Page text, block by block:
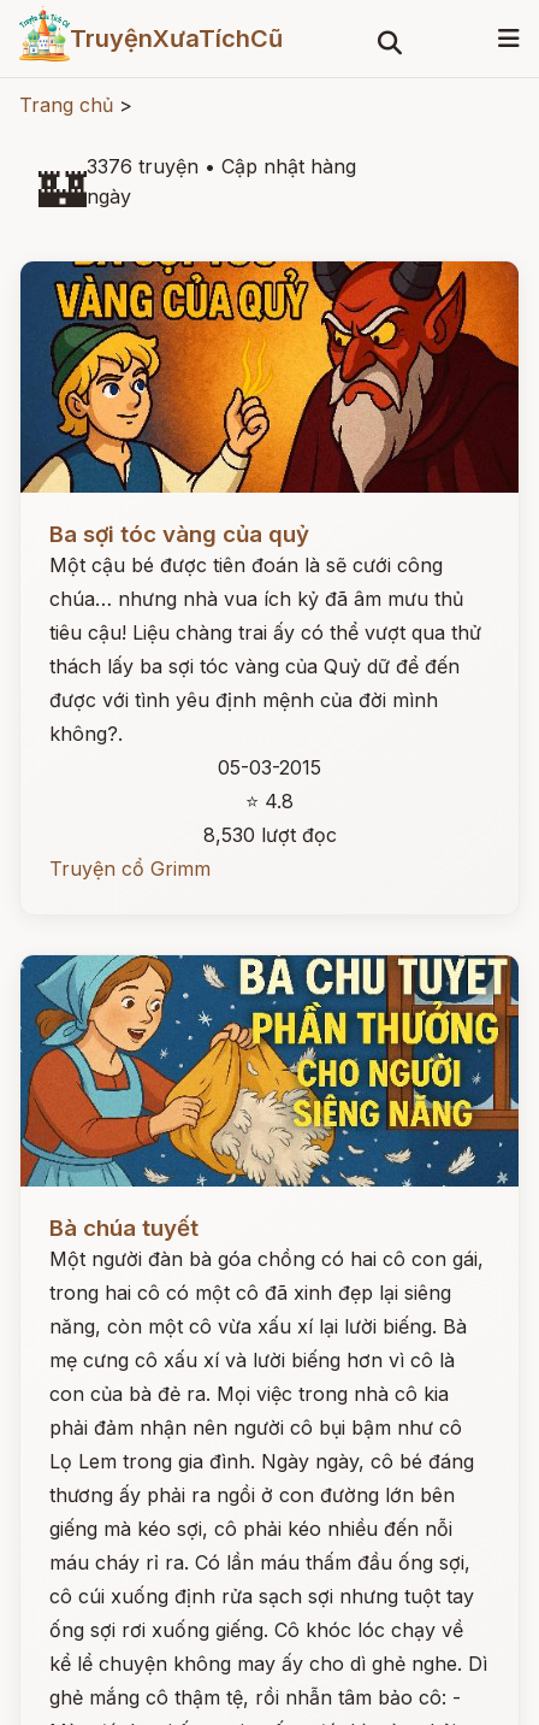
TruyệnXưaTíchCũ
Trang chủ >
🏰3376 truyện • Cập nhật hàng
ngày
Ba sợi tóc vàng của quỷ
Một cậu bé được tiên đoán là sẽ cưới công
chúa… nhưng nhà vua ích kỷ đã âm mưu thủ
tiêu cậu! Liệu chàng trai ấy có thể vượt qua thử
thách lấy ba sợi tóc vàng của Quỷ dữ để đến
được với tình yêu định mệnh của đời mình
không?.
05-03-2015
⭐ 4.8
8,530 lượt đọc
Truyện cổ Grimm
Bà chúa tuyết
Một người đàn bà góa chồng có hai cô con gái,
trong hai cô có một cô đã xinh đẹp lại siêng
năng, còn một cô vừa xấu xí lại lười biếng. Bà
mẹ cưng cô xấu xí và lười biếng hơn vì cô là
con của bà đẻ ra. Mọi việc trong nhà cô kia
phải đảm nhận nên người cô bụi bậm như cô
Lọ Lem trong gia đình. Ngày ngày, cô bé đáng
thương ấy phải ra ngồi ở con đường lớn bên
giếng mà kéo sợi, cô phải kéo nhiều đến nỗi
máu cháy rỉ ra. Có lần máu thấm đầu ống sợi,
cô cúi xuống định rửa sạch sợi nhưng tuột tay
ống sợi rơi xuống giếng. Cô khóc lóc chạy về
kể lể chuyện không may ấy cho dì ghẻ nghe. Dì
ghẻ mắng cô thậm tệ, rồi nhẫn tâm bảo cô: -